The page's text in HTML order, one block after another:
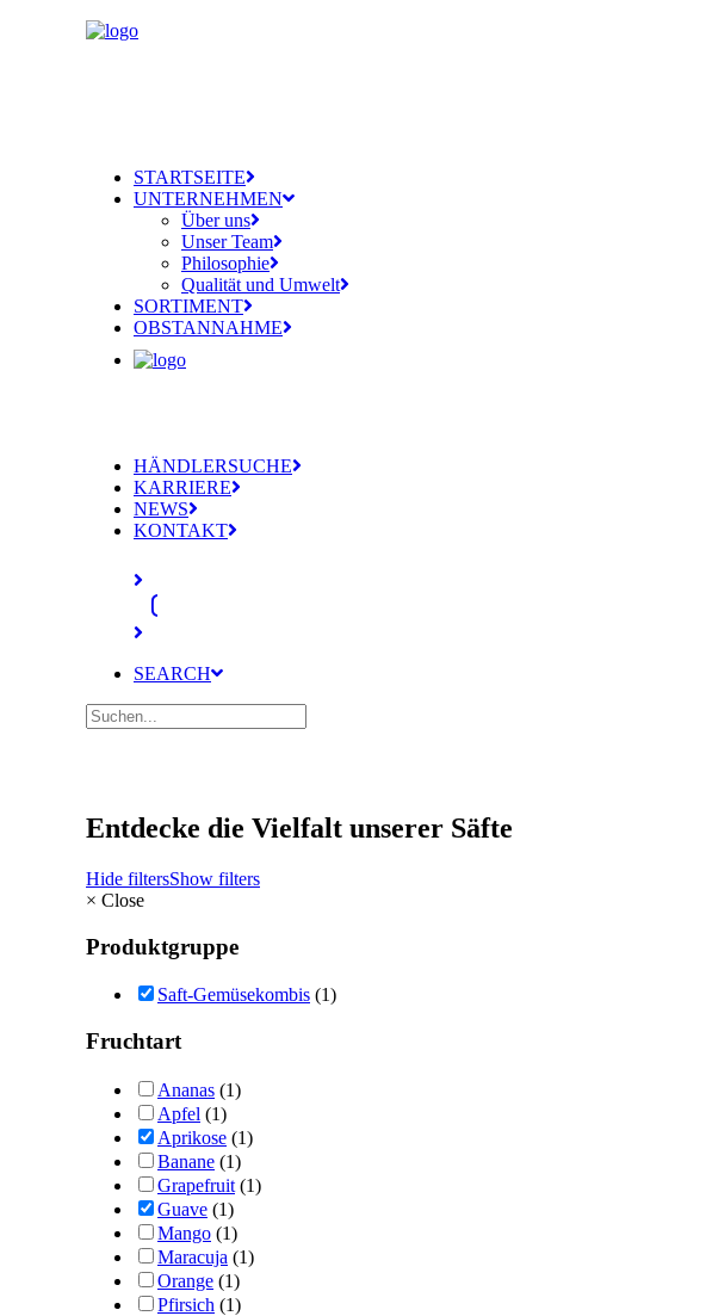
STARTSEITE
UNTERNEHMEN
Über uns
Unser Team
Philosophie
Qualität und Umwelt
SORTIMENT
OBSTANNAHME
HÄNDLERSUCHE
KARRIERE
NEWS
KONTAKT
SEARCH
Entdecke die Vielfalt unserer Säfte
Hide filtersShow filters
× Close
Produktgruppe
Saft-Gemüsekombis (1)
Fruchtart
Ananas (1)
Apfel (1)
Aprikose (1)
Banane (1)
Grapefruit (1)
Guave (1)
Mango (1)
Maracuja (1)
Orange (1)
Pfirsich (1)